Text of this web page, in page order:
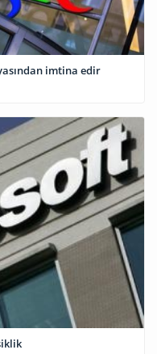
imtina edir